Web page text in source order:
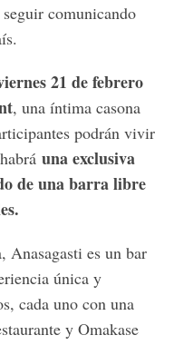
comunicando
21 de febrero
, una íntima casona
podrán vivir
una exclusiva
de una barra libre
Anasagasti es un bar
única y
cada uno con una
y Omakase